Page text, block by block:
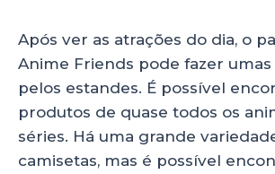
Após ver as atrações do dia, o
Anime Friends pode fazer umas
pelos estandes. É possível
produtos de quase todos os
séries. Há uma grande
camisetas, mas é possível